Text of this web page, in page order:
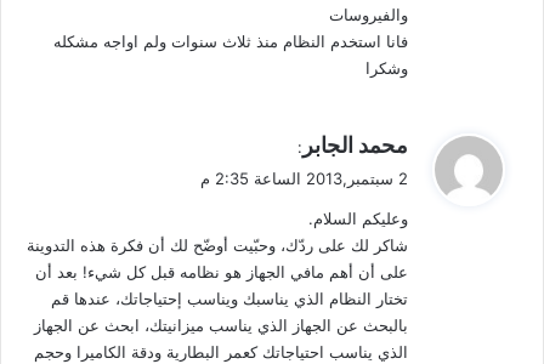
والفيروسات
فانا استخدم النظام منذ ثلاث سنوات ولم اواجه مشكله
وشكرا
ل
محمد الجابر :
2 سبتمبر,2013 الساعة 2:35 م
وعليكم السلام.
شاكر لك على ردّك، وحبّيت أوضّح لك أن فكرة هذه التدوينة
على أن أهم مافي الجهاز هو نظامه قبل كل شيء! بعد أن
تختار النظام الذي يناسبك ويناسب إحتياجاتك، عندها قم
بالبحث عن الجهاز الذي يناسب ميزانيتك، ابحث عن الجهاز
الذي يناسب احتياجاتك كعمر البطارية ودقة الكاميرا وحجم